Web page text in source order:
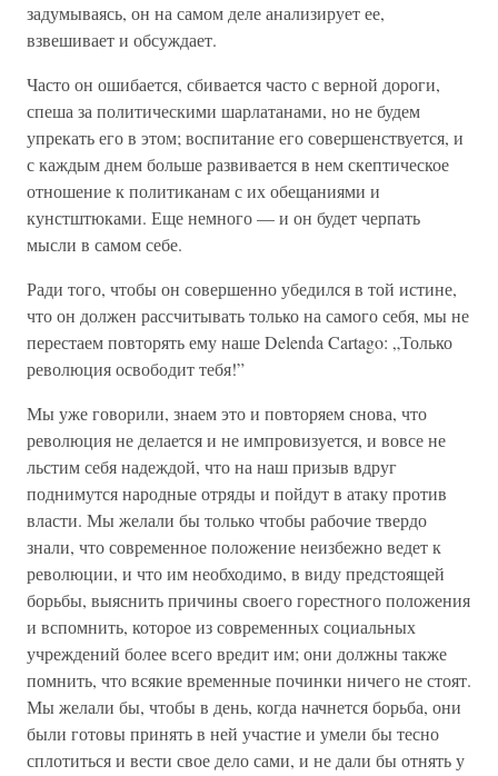
задумываясь, он на самом деле анализирует ее,
взвешивает и обсуждает.
Часто он ошибается, сбивается часто с верной дороги,
спеша за политическими шарлатанами, но не будем
упрекать его в этом; воспитание его совершенствуется, и
с каждым днем больше развивается в нем скептическое
отношение к политиканам с их обещаниями и
кунстштюками. Еще немного — и он будет черпать
мысли в самом себе.
Ради того, чтобы он совершенно убедился в той истине,
что он должен рассчитывать только на самого себя, мы не
перестаем повторять ему наше Delenda Cartago: „Только
революция освободит тебя!”
Мы уже говорили, знаем это и повторяем снова, что
революция не делается и не импровизуется, и вовсе не
льстим себя надеждой, что на наш призыв вдруг
поднимутся народные отряды и пойдут в атаку против
власти. Мы желали бы только чтобы рабочие твердо
знали, что современное положение неизбежно ведет к
революции, и что им необходимо, в виду предстоящей
борьбы, выяснить причины своего горестного положения
и вспомнить, которое из современных социальных
учреждений более всего вредит им; они должны также
помнить, что всякие временные починки ничего не стоят.
Мы желали бы, чтобы в день, когда начнется борьба, они
были готовы принять в ней участие и умели бы тесно
сплотиться и вести свое дело сами, и не дали бы отнять у